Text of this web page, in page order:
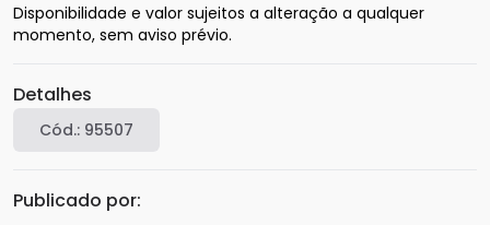
Disponibilidade e valor sujeitos a alteração a qualquer
momento, sem aviso prévio.
Detalhes
Cód.: 95507
Publicado por: